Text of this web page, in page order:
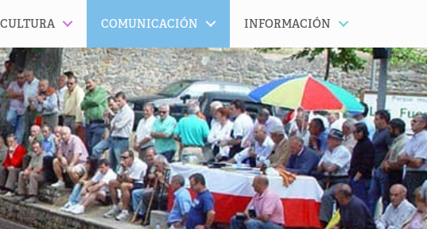
COMUNICACIÓN INFORMACIÓN